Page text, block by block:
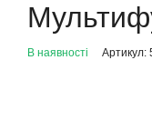
В наявності Артикул: